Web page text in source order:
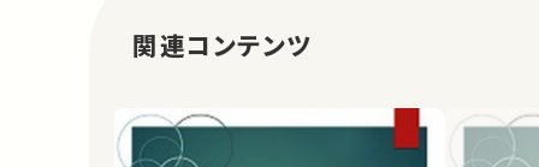
関連コンテンツ